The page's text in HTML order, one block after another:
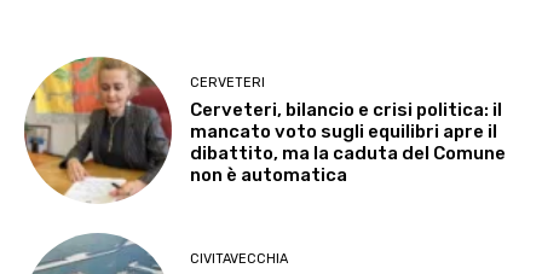
CERVETERI
Cerveteri, bilancio e crisi politica: il
mancato voto sugli equilibri apre il
dibattito, ma la caduta del Comune
non è automatica
CIVITAVECCHIA